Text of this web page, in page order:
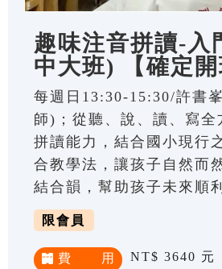
趣味注音拼讀-入
中大班) 【確定開
每週日13:30-15:30/許書
師)；從聽、說、讀、寫全
拼讀能力，結合國小現行
合教學法，讓孩子自然而
結合韻，幫助孩子未來順
限會員
費 用 NT$ 3640 元